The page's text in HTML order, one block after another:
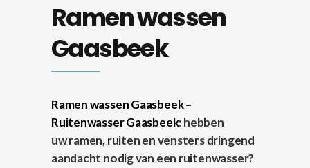
Ramen wassen
Gaasbeek
Ramen wassen Gaasbeek–
Ruitenwasser Gaasbeek: hebben
uw ramen, ruiten en vensters dringend
aandacht nodig van een ruitenwasser?